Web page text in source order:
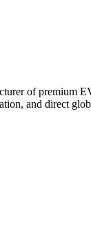
of premium
and direct